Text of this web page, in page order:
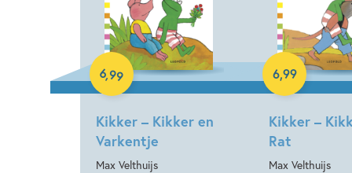
Kikker – Kikker en
Varkentje
Max Velthuijs
6,99
Hardcover
Kikker –
Rat
Max Velthuijs
6,99
Hardcover